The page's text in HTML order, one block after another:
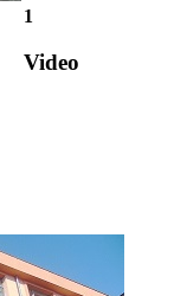
1
Video